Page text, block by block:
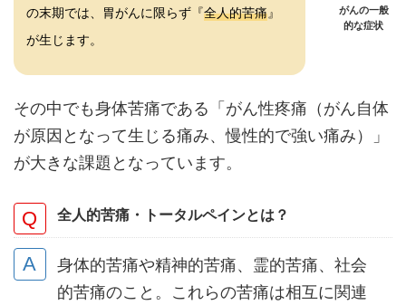
がんの一般
的な症状
の末期では、胃がんに限らず『全人的苦痛』
が生じます。
その中でも身体苦痛である「がん性疼痛（がん自体
が原因となって生じる痛み、慢性的で強い痛み）」
が大きな課題となっています。
全人的苦痛・トータルペインとは？
身体的苦痛や精神的苦痛、霊的苦痛、社会
的苦痛のこと。これらの苦痛は相互に関連